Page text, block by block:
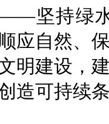
持绿水
应自然、
明建设，
造可持续条